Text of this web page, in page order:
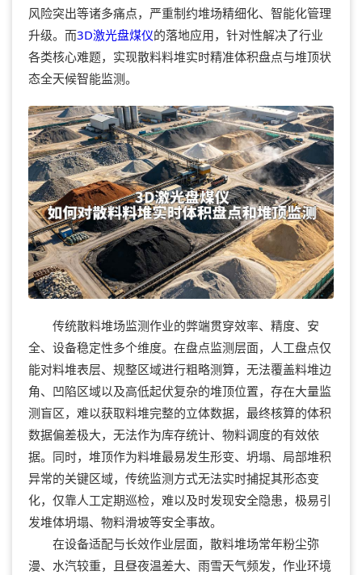
风险突出等诸多痛点，严重制约堆场精细化、智能化管理
升级。而3D激光盘煤仪的落地应用，针对性解决了行业
各类核心难题，实现散料料堆实时精准体积盘点与堆顶状
态全天候智能监测。
传统散料堆场监测作业的弊端贯穿效率、精度、安
全、设备稳定性多个维度。在盘点监测层面，人工盘点仅
能对料堆表层、规整区域进行粗略测算，无法覆盖料堆边
角、凹陷区域以及高低起伏复杂的堆顶位置，存在大量监
测盲区，难以获取料堆完整的立体数据，最终核算的体积
数据偏差极大，无法作为库存统计、物料调度的有效依
据。同时，堆顶作为料堆最易发生形变、坍塌、局部堆积
异常的关键区域，传统监测方式无法实时捕捉其形态变
化，仅靠人工定期巡检，难以及时发现安全隐患，极易引
发堆体坍塌、物料滑坡等安全事故。
在设备适配与长效作业层面，散料堆场常年粉尘弥
漫、水汽较重，且昼夜温差大、雨雪天气频发，作业环境